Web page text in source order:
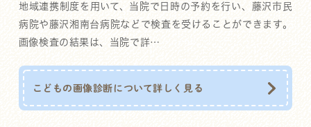
地域連携制度を用いて、当院で日時の予約を行い、藤沢市民
病院や藤沢湘南台病院などで検査を受けることができます。
画像検査の結果は、当院で詳…
こどもの画像診断について詳しく見る